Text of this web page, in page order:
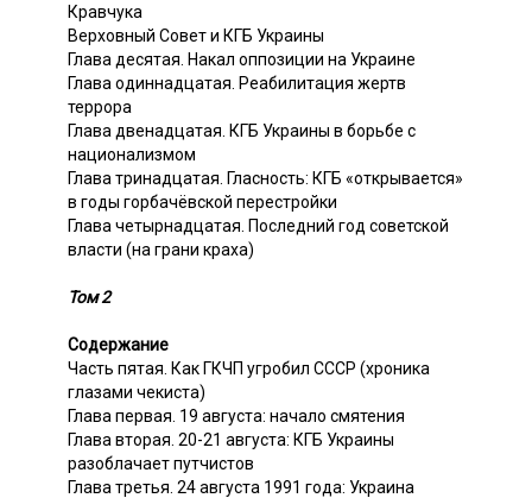
Кравчука
Верховный Совет и КГБ Украины
Глава десятая. Накал оппозиции на Украине
Глава одиннадцатая. Реабилитация жертв
террора
Глава двенадцатая. КГБ Украины в борьбе с
национализмом
Глава тринадцатая. Гласность: КГБ «открывается»
в годы горбачёвской перестройки
Глава четырнадцатая. Последний год советской
власти (на грани краха)
Том 2
Содержание
Часть пятая. Как ГКЧП угробил СССР (хроника
глазами чекиста)
Глава первая. 19 августа: начало смятения
Глава вторая. 20-21 августа: КГБ Украины
разоблачает путчистов
Глава третья. 24 августа 1991 года: Украина